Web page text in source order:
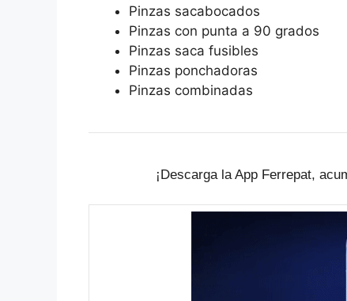
Pinzas sacabocados
Pinzas con punta a 90 grados
Pinzas saca fusibles
Pinzas ponchadoras
Pinzas combinadas
¡Descarga la App Ferrepat,